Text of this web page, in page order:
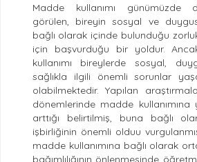
Madde kullanımı günümüzde
görülen, bireyin sosyal ve
bağlı olarak içinde bulunduğu
için başvurduğu bir yoldur.
kullanımı bireylerde sosyal,
sağlıkla ilgili önemli sorunlar
olabilmektedir. Yapılan
dönemlerinde madde kullanımına
arttığı belirtilmiş, buna bağlı
işbirliğinin önemli olduu
madde kullanımına bağlı olarak
bağımlılığının önlenmesinde